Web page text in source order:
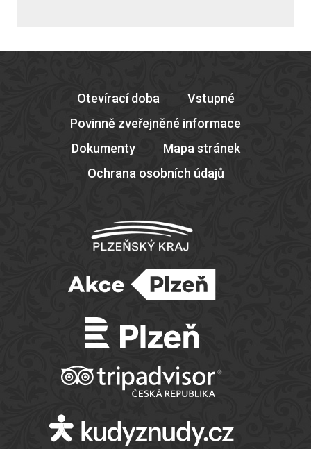
Otevírací doba
Vstupné
Povinně zveřejněné informace
Dokumenty
Mapa stránek
Ochrana osobních údajů